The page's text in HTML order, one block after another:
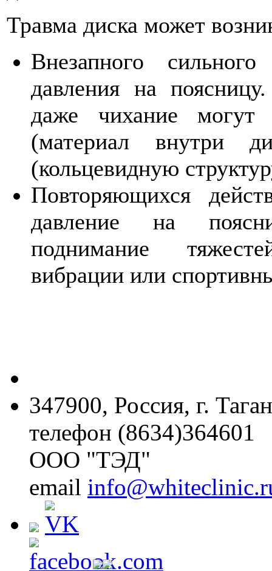
Травма диска может
Внезапного
давления на
даже чихание могут
(материал внутри
(кольцевидную
Повторяющихся
давление на
поднимание
вибрации или
347900, Россия, г.
телефон (8634)364601
ООО "ТЭД"
email